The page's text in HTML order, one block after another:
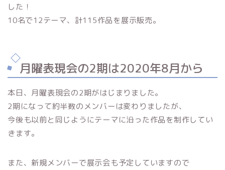
した！
10名で12テーマ、計115作品を展示販売。
月曜表現会の2期は2020年8月から
本日、月曜表現会の2期がはじまりました。
2期になって約半数のメンバーは変わりましたが、
今後も以前と同じようにテーマに沿った作品を制作してい
きます。
また、新規メンバーで展示会も予定していますので